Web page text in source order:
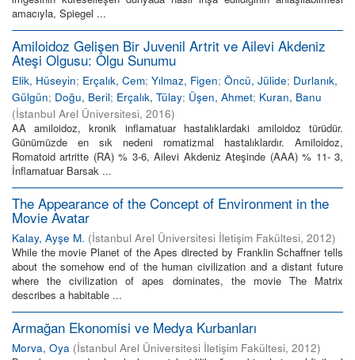
amacıyla, Spiegel ...
Amiloidoz Gelişen Bir Juvenil Artrit ve Ailevi Akdeniz
Ateşi Olgusu: Olgu Sunumu
Elik, Hüseyin; Erçalık, Cem; Yılmaz, Figen; Öncü, Jülide; Durlanık,
Gülgün; Doğu, Beril; Erçalık, Tülay; Üşen, Ahmet; Kuran, Banu
(İstanbul Arel Üniversitesi, 2016)
AA amiloidoz, kronik inflamatuar hastalıklardaki amiloidoz türüdür.
Günümüzde en sık nedeni romatizmal hastalıklardır. Amiloidoz,
Romatoid artritte (RA) % 3-6, Ailevi Akdeniz Ateşinde (AAA) % 11- 3,
İnflamatuar Barsak ...
The Appearance of the Concept of Environment in the
Movie Avatar
Kalay, Ayşe M. (İstanbul Arel Üniversitesi İletişim Fakültesi, 2012)
While the movie Planet of the Apes directed by Franklin Schaffner tells
about the somehow end of the human civilization and a distant future
where the civilization of apes dominates, the movie The Matrix
describes a habitable ...
Armağan Ekonomisi ve Medya Kurbanları
Morva, Oya (İstanbul Arel Üniversitesi İletişim Fakültesi, 2012)